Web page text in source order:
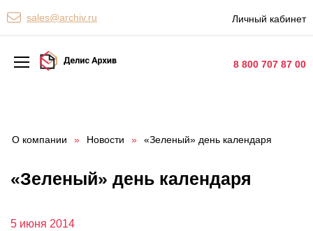
sales@archiv.ru Личный кабинет
8 800 707 87 00
Персональные сервисы
Хранение документов
Сканирование документов
Цифровые услуги
О компании » Новости » «Зеленый» день календаря
«Зеленый» день календаря
5 июня 2014